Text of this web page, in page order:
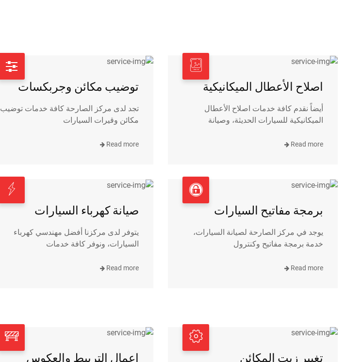
اصلاح الأعطال الميكانيكية
أيضاً نقدم كافة خدمات اصلاح الأعطال
الميكانيكية للسيارات الحديثة، وصيانة
Read more
برمجة مفاتيح السيارات
يوجد في مركز الصارحة لصيانة السيارات،
خدمة برمجة مفاتيح وكنترول
Read more
توضيب مكائن وجربكسات
تجد لدى مركز الصارحة كافة خدمات توضيب
مكائن وقيرات السيارات
Read more
صيانة كهرباء السيارات
يتوفر لدى مركزنا أفضل مهندسي كهرباء
السيارات، ونوفر كافة خدمات
Read more
تغيير زيت المكائن اعمال التربيط والعكوس